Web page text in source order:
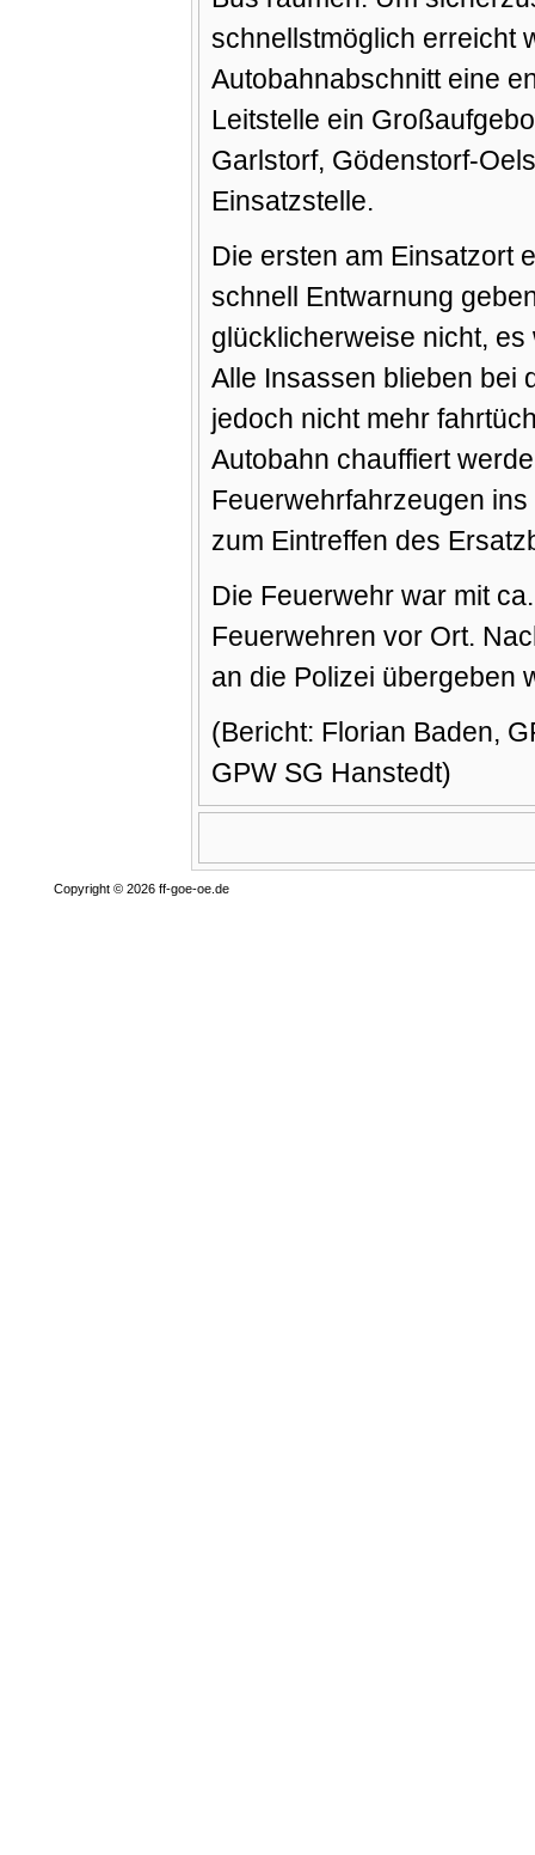
schnellstmöglich erreicht
Autobahnabschnitt eine
Leitstelle ein
Garlstorf, Gödenstorf-
Einsatzstelle.
Die ersten am Einsatzort
schnell Entwarnung
glücklicherweise nicht,
Alle Insassen blieben bei
jedoch nicht mehr
Autobahn chauffiert
Feuerwehrfahrzeugen
zum Eintreffen des
Die Feuerwehr war mit
Feuerwehren vor Ort.
an die Polizei übergeben
(Bericht: Florian Baden,
GPW SG Hanstedt)
Copyright © 2026 ff-goe-oe.de